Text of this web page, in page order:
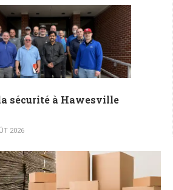
sécurité à Hawesville
2026